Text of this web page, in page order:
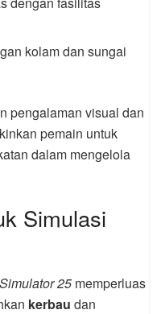
kolam dan sungai
pengalaman visual dan
pemain untuk
dalam mengelola
Simulasi
25 memperluas
kerbau dan